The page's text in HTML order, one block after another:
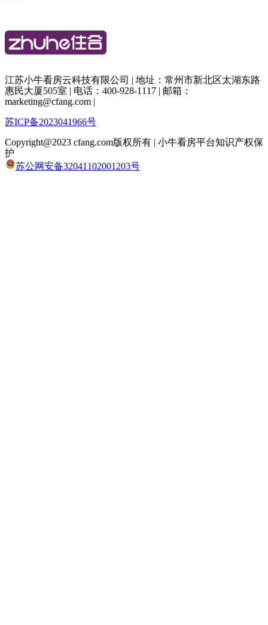
江苏小牛看房云科技有限公司 | 地址：常州市新北区太湖东路
惠民大厦505室 | 电话：400-928-1117 | 邮箱：
marketing@cfang.com |
苏ICP备2023041966号
Copyright@2023 cfang.com版权所有 | 小牛看房平台知识产权保
护
苏公网安备32041102001203号